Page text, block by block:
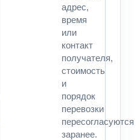
адрес,
время
или
контакт
получателя,
стоимость
и
порядок
перевозки
пересогласуются
заранее.